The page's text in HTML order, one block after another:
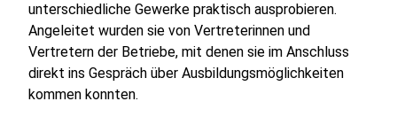
unterschiedliche Gewerke praktisch ausprobieren.
Angeleitet wurden sie von Vertreterinnen und
Vertretern der Betriebe, mit denen sie im Anschluss
direkt ins Gespräch über Ausbildungsmöglichkeiten
kommen konnten.